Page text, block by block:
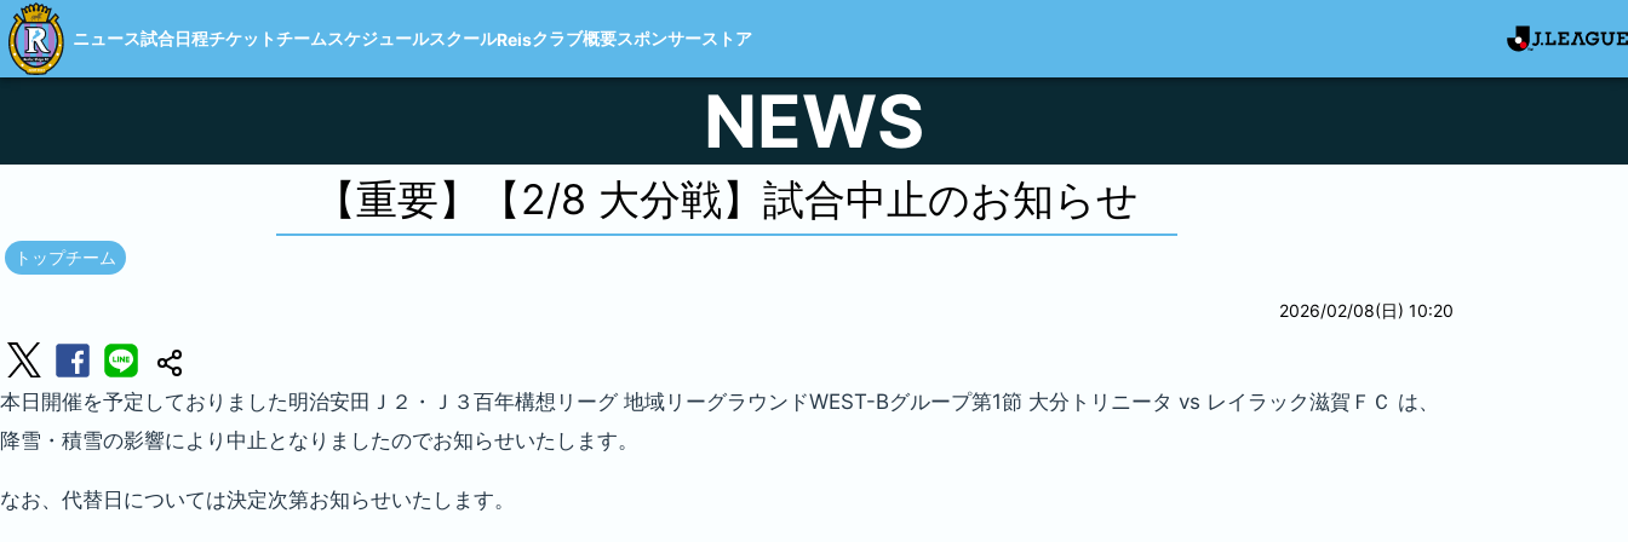
ニュース試合日程チケットチームスケジュールスクールReisクラブ概要スポンサーストア
NEWS
【重要】【2/8 大分戦】試合中止のお知らせ
トップチーム
2026/02/08(日) 10:20
本日開催を予定しておりました明治安田Ｊ２・Ｊ３百年構想リーグ 地域リーグラウンドWEST-Bグループ第1節 大分トリニータ vs レイラック滋賀ＦＣ は、
降雪・積雪の影響により中止となりましたのでお知らせいたします。
なお、代替日については決定次第お知らせいたします。